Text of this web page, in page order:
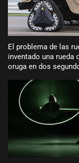
El problema de las
inventado una rueda
oruga en dos